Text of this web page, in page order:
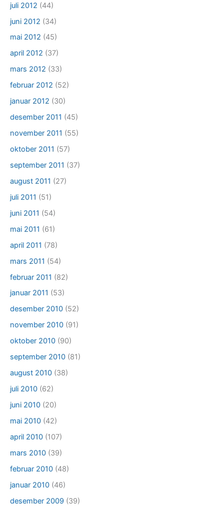
juli 2012 (44)
juni 2012 (34)
mai 2012 (45)
april 2012 (37)
mars 2012 (33)
februar 2012 (52)
januar 2012 (30)
desember 2011 (45)
november 2011 (55)
oktober 2011 (57)
september 2011 (37)
august 2011 (27)
juli 2011 (51)
juni 2011 (54)
mai 2011 (61)
april 2011 (78)
mars 2011 (54)
februar 2011 (82)
januar 2011 (53)
desember 2010 (52)
november 2010 (91)
oktober 2010 (90)
september 2010 (81)
august 2010 (38)
juli 2010 (62)
juni 2010 (20)
mai 2010 (42)
april 2010 (107)
mars 2010 (39)
februar 2010 (48)
januar 2010 (46)
desember 2009 (39)